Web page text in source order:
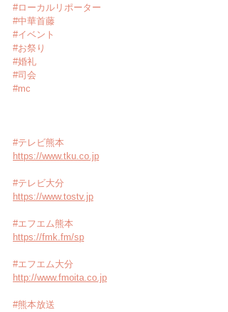
#ローカルリポーター
#中華首藤
#イベント
#お祭り
#婚礼
#司会
#mc
#テレビ熊本
https://www.tku.co.jp
#テレビ大分
https://www.tostv.jp
#エフエム熊本
https://fmk.fm/sp
#エフエム大分
http://www.fmoita.co.jp
#熊本放送